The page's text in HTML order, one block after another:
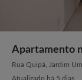
Apartamento
Rua Quipá, Jardim
Atualizado há 5 dias